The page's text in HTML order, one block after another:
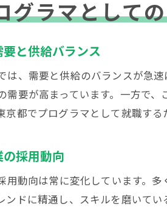
業界ネットワ
プログラマ就職を
市場分析の基
競争相手との
成功するため
企業のカルチ
東京都でプログラ
重要なプログ
グラマとして
と供給バランス
は、需要と供給のバランスが急
需要が高まっています。一方で
京都でプログラマとして就職す
採用動向
用動向は常に変化しています。
ンドに精通し、スキルを磨いて